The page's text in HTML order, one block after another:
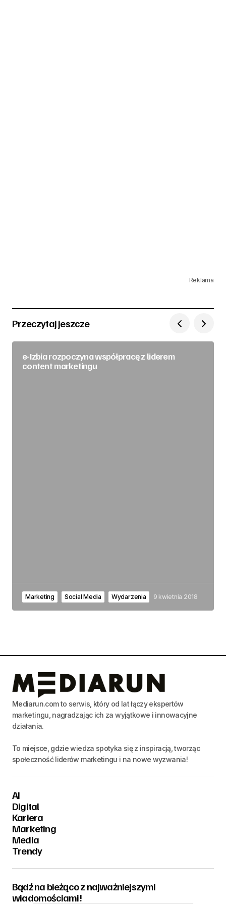
Reklama
Przeczytaj jeszcze
e-Izbia rozpoczyna współpracę z liderem
content marketingu
Marketing Social Media Wydarzenia 9 kwietnia 2018
Mediarun.com to serwis, który od lat łączy ekspertów
marketingu, nagradzając ich za wyjątkowe i innowacyjne
działania.
To miejsce, gdzie wiedza spotyka się z inspiracją, tworząc
społeczność liderów marketingu i na nowe wyzwania!
AI
Digital
Kariera
Marketing
Media
Trendy
Bądź na bieżąco z najważniejszymi
wiadomościami!